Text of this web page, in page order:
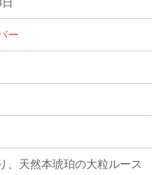
ー
、天然本琥珀の大粒ルース